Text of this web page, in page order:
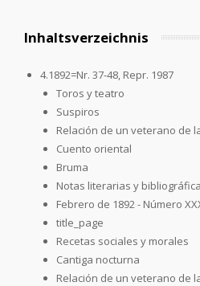
Inhaltsverzeichnis
4.1892=Nr. 37-48, Repr. 1987
Toros y teatro
Suspiros
Relación de un veterano de
Cuento oriental
Bruma
Notas literarias y
Febrero de 1892 - Número
title_page
Recetas sociales y morales
Cantiga nocturna
Relación de un veterano de